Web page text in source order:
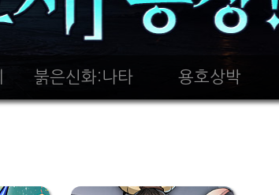
붉은신화:나타 용호상박